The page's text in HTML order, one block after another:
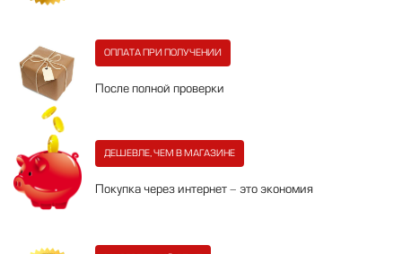
ОПЛАТА ПРИ ПОЛУЧЕНИИ
После полной проверки
ДЕШЕВЛЕ, ЧЕМ В МАГАЗИНЕ
Покупка через интернет - это экономия